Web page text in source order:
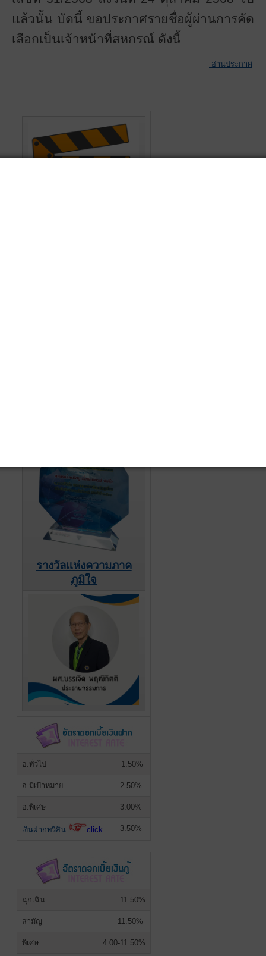
แล้วนั้น บัดนี้ ขอประกาศรายชื่อผู้ผ่านการคัด
เลือกเป็นเจ้าหน้าที่สหกรณ์ ดังนี้
อ่านประกาศ
รางวัลแห่งความภาค
ภูมิใจ
อ.ทั่วไป 1.50%
อ.มีเป้าหมาย 2.50%
อ.พิเศษ 3.00%
เงินฝากทวีสิน click 3.50%
ฉุกเฉิน 11.50%
สามัญ 11.50%
พิเศษ 4.00-11.50%